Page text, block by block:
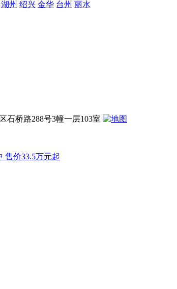
湖州 绍兴 金华 台州 丽水
石桥路288号3幢一层103室
售价33.5万元起